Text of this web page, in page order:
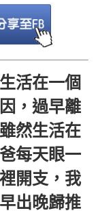
活在一個
，過早離
然生活在
每天眼一
開支，我
出晚歸推